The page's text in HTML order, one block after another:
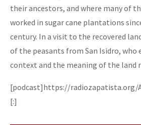
their ancestors, and where many of
worked in sugar cane plantations
century. In a visit to the recovered
of the peasants from San Isidro,
context and the meaning of the land
[podcast]https://radiozapatista.org/
[:]